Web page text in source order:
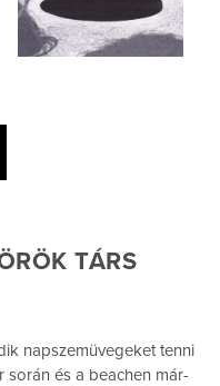
TÁRS
napszemüvegeket tenni
során és a beachen már-